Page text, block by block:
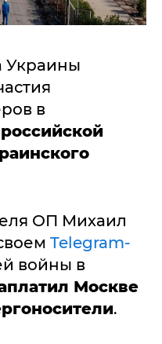
Украины
в
ОП Михаил
Telegram-
войны в
Москве
.